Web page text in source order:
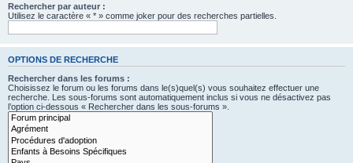
Rechercher par auteur :
Utilisez le caractère « * » comme joker pour des recherches partielles.
OPTIONS DE RECHERCHE
Rechercher dans les forums :
Choisissez le forum ou les forums dans le(s)quel(s) vous souhaitez effectuer une
recherche. Les sous-forums sont automatiquement inclus si vous ne désactivez pas
l’option ci-dessous « Rechercher dans les sous-forums ».